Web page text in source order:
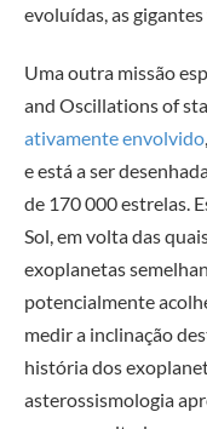
evoluídas, as
Uma outra missão
and Oscillations of
ativamente envolvido
e está a ser
de 170 000 estrelas.
Sol, em volta das
exoplanetas
potencialmente
medir a inclinação
história dos
asterossismologia